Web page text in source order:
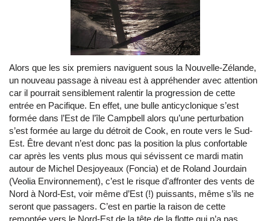
Alors que les six premiers naviguent sous la Nouvelle-Zélande,
un nouveau passage à niveau est à appréhender avec attention
car il pourrait sensiblement ralentir la progression de cette
entrée en Pacifique. En effet, une bulle anticyclonique s’est
formée dans l’Est de l’île Campbell alors qu’une perturbation
s’est formée au large du détroit de Cook, en route vers le Sud-
Est. Être devant n’est donc pas la position la plus confortable
car après les vents plus mous qui sévissent ce mardi matin
autour de Michel Desjoyeaux (Foncia) et de Roland Jourdain
(Veolia Environnement), c’est le risque d’affronter des vents de
Nord à Nord-Est, voir même d’Est (!) puissants, même s’ils ne
seront que passagers. C’est en partie la raison de cette
remontée vers le Nord-Est de la tête de la flotte qui n’a pas